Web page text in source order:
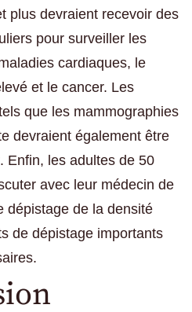
plus devraient recevoir des
pour surveiller les
cardiaques, le
et le cancer. Les
que les mammographies
devraient également être
Enfin, les adultes de 50
avec leur médecin de
dépistage de la densité
de dépistage importants